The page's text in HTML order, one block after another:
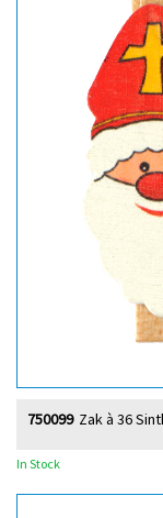
Zak à 36
750099
In Stock